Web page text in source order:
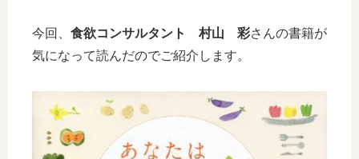
今回、 食欲コンサルタント 村山 彩さんの書籍が
気になって読んだのでご紹介します。